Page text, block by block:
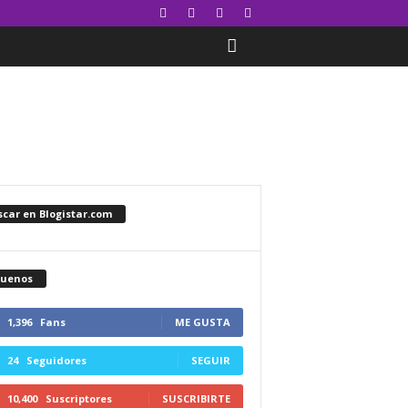
en Blogistar.com
1,396 Fans ME GUSTA
24 Seguidores SEGUIR
10,400 Suscriptores SUSCRIBIRTE